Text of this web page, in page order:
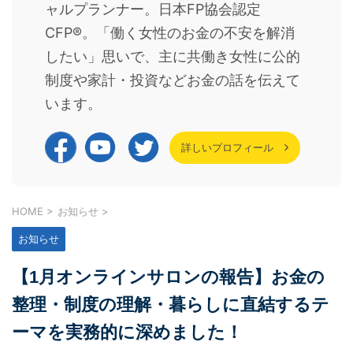
ャルプランナー。日本FP協会認定
CFP®。「働く女性のお金の不安を解消
したい」思いで、主に共働き女性に公的
制度や家計・投資などお金の話を伝えて
います。
詳しいプロフィール
HOME > お知らせ >
お知らせ
【1月オンラインサロンの報告】お金の
整理・制度の理解・暮らしに直結するテ
ーマを実務的に深めました！